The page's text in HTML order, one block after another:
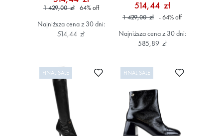
1 429,00 zł 64%off
Najniższa cena z 30 dni:
514,44 zł
514,44 zł
1 429,00 zł - 64%off
Najniższa cena z 30 dni:
585,89 zł
FINAL SALE Dodaj do ulubionych
FINAL SALE Dodaj do